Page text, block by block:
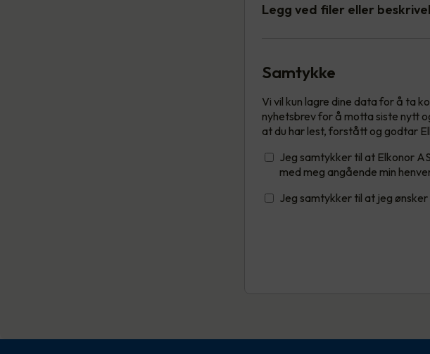
Legg ved filer eller
Samtykke
Vi vil kun lagre dine data for å ta
nyhetsbrev for å motta siste nytt
at du har lest, forstått og godtar
Jeg samtykker til at Elkonor
med meg angående min
Jeg samtykker til at jeg